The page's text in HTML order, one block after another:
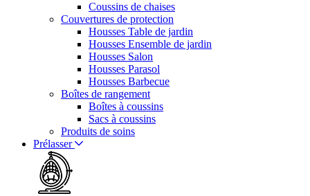
Coussins de chaises
Couvertures de protection
Housses Table de jardin
Housses Ensemble de jardin
Housses Salon
Housses Parasol
Housses Barbecue
Boîtes de rangement
Boîtes à coussins
Sacs à coussins
Produits de soins
Prélasser